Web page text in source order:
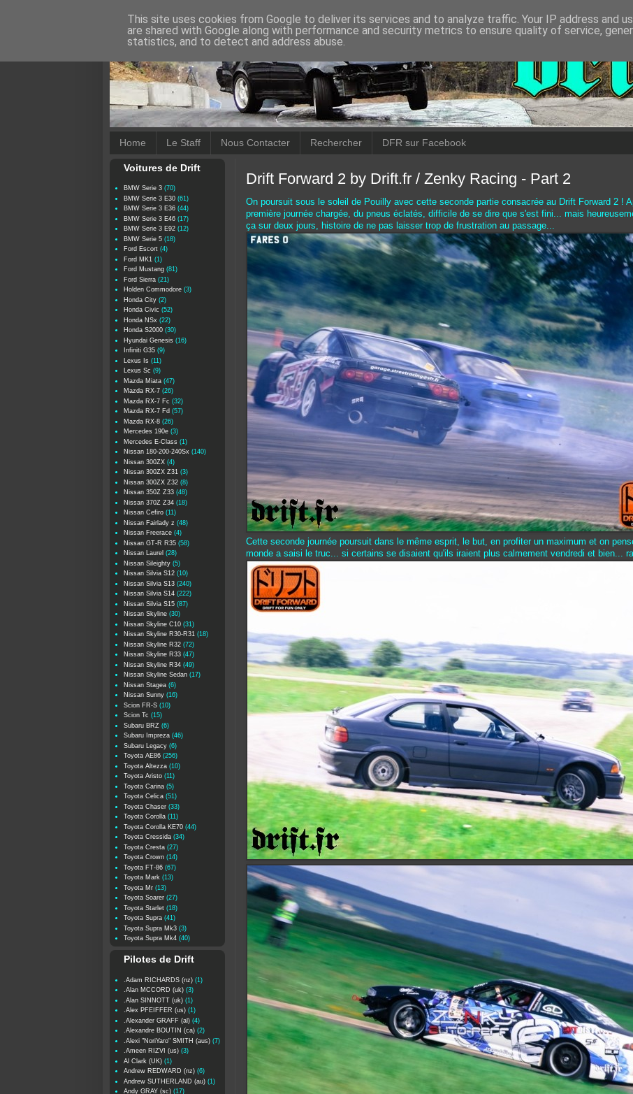
Home Le Staff Nous Contacter Rechercher DFR sur Facebook
Drift Forward 2 by Drift.fr / Zenky Racing - Part 2
On poursuit sous le soleil de Pouilly avec cette seconde partie consacrée au Drift Forward 2 !
première journée chargée, du pneus éclatés, difficile de se dire que s'est fini... mais
ça sur deux jours, histoire de ne pas laisser trop de frustration au passage...
Cette seconde journée poursuit dans le même esprit, le but, en profiter un maximum et on
monde a saisi le truc... si certains se disaient qu'ils iraient plus calmement vendredi et bien...
Voitures de Drift
BMW Serie 3 (70)
BMW Serie 3 E30 (61)
BMW Serie 3 E36 (44)
BMW Serie 3 E46 (17)
BMW Serie 3 E92 (12)
BMW Serie 5 (18)
Ford Escort (4)
Ford MK1 (1)
Ford Mustang (81)
Ford Sierra (21)
Holden Commodore (3)
Honda City (2)
Honda Civic (52)
Honda NSx (22)
Honda S2000 (30)
Hyundai Genesis (16)
Infiniti G35 (9)
Lexus Is (11)
Lexus Sc (9)
Mazda Miata (47)
Mazda RX-7 (26)
Mazda RX-7 Fc (32)
Mazda RX-7 Fd (57)
Mazda RX-8 (26)
Mercedes 190e (3)
Mercedes E-Class (1)
Nissan 180-200-240Sx (140)
Nissan 300ZX (4)
Nissan 300ZX Z31 (3)
Nissan 300ZX Z32 (8)
Nissan 350Z Z33 (48)
Nissan 370Z Z34 (18)
Nissan Cefiro (11)
Nissan Fairlady z (48)
Nissan Freerace (4)
Nissan GT-R R35 (58)
Nissan Laurel (28)
Nissan Sileighty (5)
Nissan Silvia S12 (10)
Nissan Silvia S13 (240)
Nissan Silvia S14 (222)
Nissan Silvia S15 (87)
Nissan Skyline (30)
Nissan Skyline C10 (31)
Nissan Skyline R30-R31 (18)
Nissan Skyline R32 (72)
Nissan Skyline R33 (47)
Nissan Skyline R34 (49)
Nissan Skyline Sedan (17)
Nissan Stagea (6)
Nissan Sunny (16)
Scion FR-S (10)
Scion Tc (15)
Subaru BRZ (6)
Subaru Impreza (46)
Subaru Legacy (6)
Toyota AE86 (256)
Toyota Altezza (10)
Toyota Aristo (11)
Toyota Carina (5)
Toyota Celica (51)
Toyota Chaser (33)
Toyota Corolla (11)
Toyota Corolla KE70 (44)
Toyota Cressida (34)
Toyota Cresta (27)
Toyota Crown (14)
Toyota FT-86 (67)
Toyota Mark (13)
Toyota Mr (13)
Toyota Soarer (27)
Toyota Starlet (18)
Toyota Supra (41)
Toyota Supra Mk3 (3)
Toyota Supra Mk4 (40)
Pilotes de Drift
.Adam RICHARDS (nz) (1)
.Alan MCCORD (uk) (3)
.Alan SINNOTT (uk) (1)
.Alex PFEIFFER (us) (1)
.Alexander GRAFF (al) (4)
.Alexandre BOUTIN (ca) (2)
.Alexi "NoriYaro" SMITH (aus) (7)
.Ameen RIZVI (us) (3)
Al Clark (UK) (1)
Andrew REDWARD (nz) (6)
Andrew SUTHERLAND (au) (1)
Andy GRAY (sc) (17)
This site uses cookies from Google to deliver its services and to analyze traffic. Your IP address and
are shared with Google along with performance and security metrics to ensure quality of service,
statistics, and to detect and address abuse.